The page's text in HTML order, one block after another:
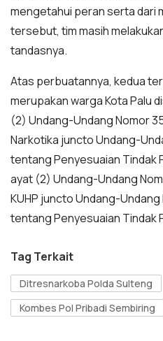
mengetahui peran serta dari
tersebut, tim masih
tandasnya.
Atas perbuatannya, kedua
merupakan warga Kota Palu
(2) Undang-Undang Nomor
Narkotika juncto Undang-
tentang Penyesuaian Tindak
ayat (2) Undang-Undang
KUHP juncto Undang-Undang
tentang Penyesuaian Tindak
Tag Terkait
Ditresnarkoba Polda Sulteng
Kombes Pol Pribadi Sembiring